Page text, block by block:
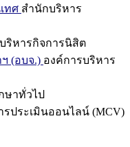
ทศ สำนักบริหาร
ริหารกิจการนิสิต
(อบจ.) องค์การบริหาร
ษาทั่วไป
รประเมินออนไลน์ (MCV)